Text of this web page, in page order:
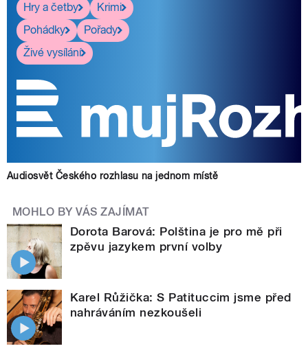
Hry a četby
Krimi
Pohádky
Pořady
Živé vysílání
Audiosvět Českého rozhlasu na jednom místě
MOHLO BY VÁS ZAJÍMAT
Dorota Barová: Polština je pro mě při
zpěvu jazykem první volby
Karel Růžička: S Patituccim jsme před
nahráváním nezkoušeli